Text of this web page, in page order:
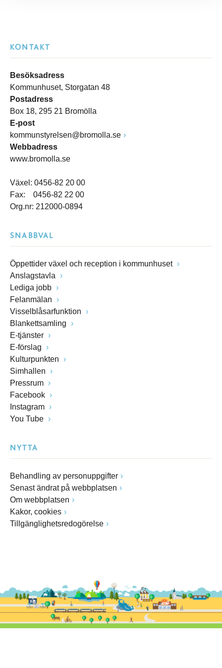
KONTAKT
Besöksadress
Kommunhuset, Storgatan 48
Postadress
Box 18, 295 21 Bromölla
E-post
kommunstyrelsen@bromolla.se
Webbadress
www.bromolla.se
Växel: 0456-82 20 00
Fax: 0456-82 22 00
Org.nr: 212000-0894
SNABBVAL
Öppettider växel och reception i kommunhuset
Anslagstavla
Lediga jobb
Felanmälan
Visselblåsarfunktion
Blankettsamling
E-tjänster
E-förslag
Kulturpunkten
Simhallen
Pressrum
Facebook
Instagram
You Tube
NYTTA
Behandling av personuppgifter
Senast ändrat på webbplatsen
Om webbplatsen
Kakor, cookies
Tillgänglighetsredogörelse